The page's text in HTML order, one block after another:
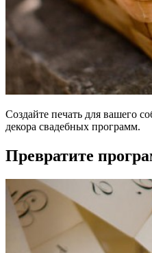
Создайте печать для вашего
декора свадебных программ.
Превратите